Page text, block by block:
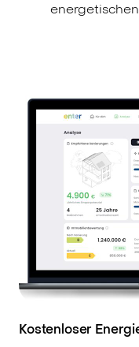
Kostenloser